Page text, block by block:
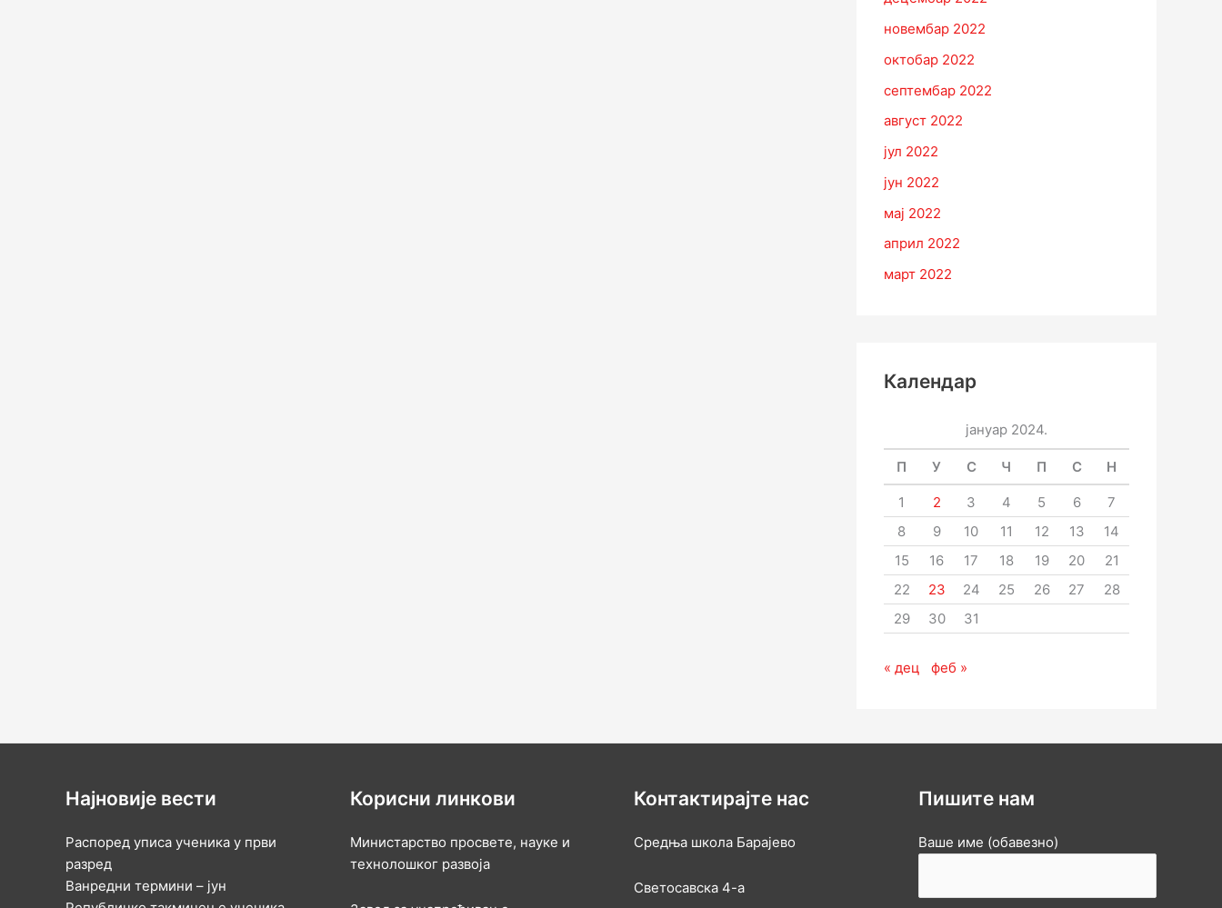
новембар 2022
октобар 2022
септембар 2022
август 2022
јул 2022
јун 2022
мај 2022
април 2022
март 2022
Календар
јануар 2024.
П У С Ч П С Н
1 2 3 4 5 6
7
8
9 10 11 12 13
14
15
16 17 18 19 20
21
22
23 24 25 26 27
28
29
30 31
« дец феб »
Најновије вести
Распоред уписа ученика у први
разред
Ванредни термини – јун
Корисни линкови
Министарство просвете, науке и
технолошког развоја
Контактирајте нас
Средња школа Барајево
Светосавска 4-а
Пишите нам
Ваше име (обавезно)